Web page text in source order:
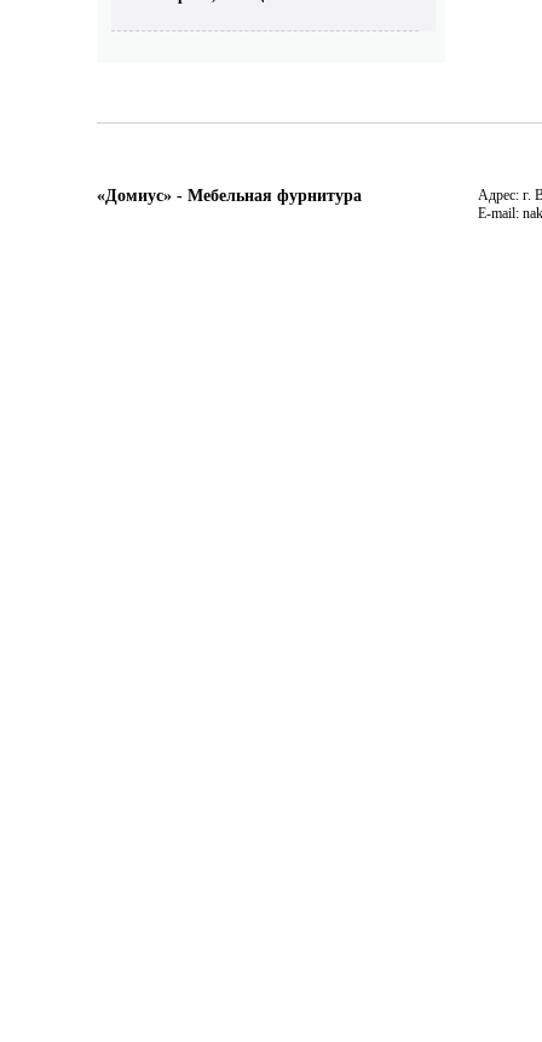
«Домиус» - Мебельная фурнитура
Адрес: г.
E-mail: